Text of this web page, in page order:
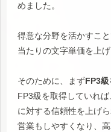
めました。
得意な分野を活かすこ
当たりの文字単価を上
そのために、まずFP3
FP3級を取得していれ
に対する信頼性を上げら
営業もしやすくなり、